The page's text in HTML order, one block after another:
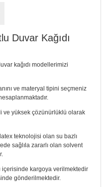
Duvar Kağıdı
kağıdı modellerimizi
ve materyal tipini seçmeniz
ve yüksek çözünürlüklü olarak
teknolojisi olan su bazlı
sağlıla zararlı olan solvent
içerisinde kargoya verilmektedir
gönderilmektedir.